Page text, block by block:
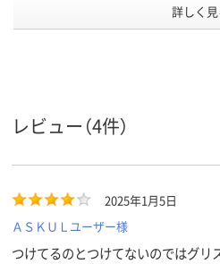
詳しく見
レビュー（4件）
2025年1月5日
ＡＳＫＵＬユーザー様
つけてるのとつけてないのではグリ